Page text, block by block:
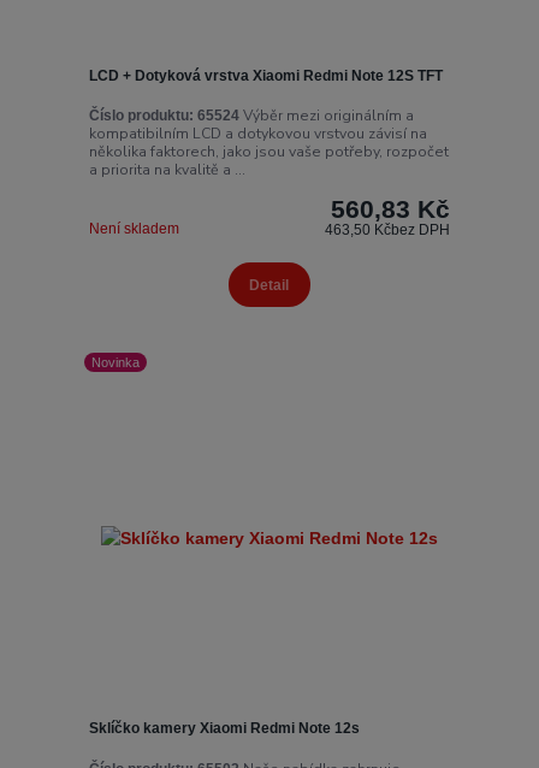
LCD + Dotyková vrstva Xiaomi Redmi Note 12S TFT
Číslo produktu: 65524Výběr mezi originálním a
kompatibilním LCD a dotykovou vrstvou závisí na
několika faktorech, jako jsou vaše potřeby, rozpočet
a priorita na kvalitě a ...
560,83 Kč
463,50 Kčbez DPH
Není skladem
Detail
Novinka
Sklíčko kamery Xiaomi Redmi Note 12s